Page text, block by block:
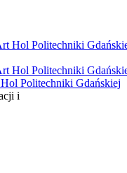
Politechniki Gdańskiej
i